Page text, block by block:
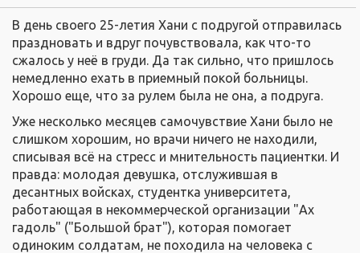
В день своего 25-летия Хани с подругой отправилась
праздновать и вдруг почувствовала, как что-то
сжалось у неё в груди. Да так сильно, что пришлось
немедленно ехать в приемный покой больницы.
Хорошо еще, что за рулем была не она, а подруга.
Уже несколько месяцев самочувствие Хани было не
слишком хорошим, но врачи ничего не находили,
списывая всё на стресс и мнительность пациентки. И
правда: молодая девушка, отслужившая в
десантных войсках, студентка университета,
работающая в некоммерческой организации "Ах
гадоль" ("Большой брат"), которая помогает
одиноким солдатам, не походила на человека с